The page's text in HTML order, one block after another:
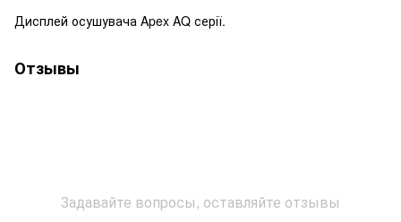
Дисплей осушувача Apex AQ серії.
Отзывы
Задавайте вопросы, оставляйте отзывы